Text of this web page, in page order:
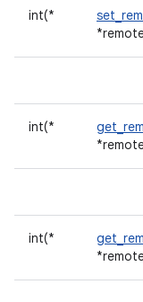
int(*
int(*
int(*